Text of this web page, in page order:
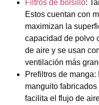
Filtros de bolsillo:
Estos cuentan con
maximizan la
capacidad de polvo
de aire y se usan
ventilación más
Prefiltros de manga:
manguito
facilita el flujo de